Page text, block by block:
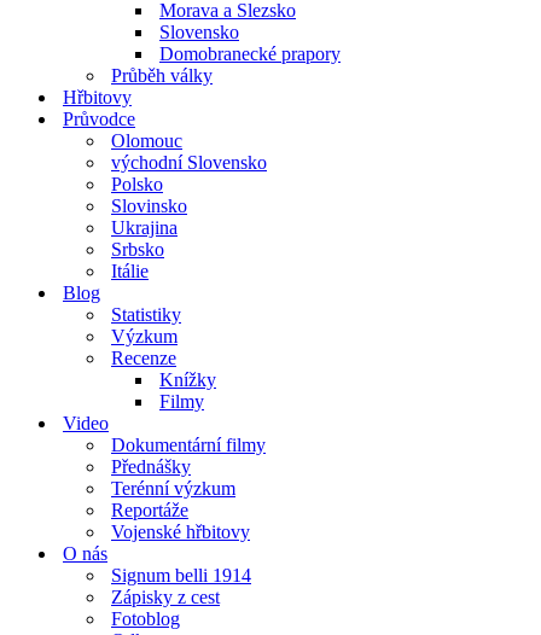
Morava a Slezsko
Slovensko
Domobranecké prapory
Průběh války
Hřbitovy
Průvodce
Olomouc
východní Slovensko
Polsko
Slovinsko
Ukrajina
Srbsko
Itálie
Blog
Statistiky
Výzkum
Recenze
Knížky
Filmy
Video
Dokumentární filmy
Přednášky
Terénní výzkum
Reportáže
Vojenské hřbitovy
O nás
Signum belli 1914
Zápisky z cest
Fotoblog